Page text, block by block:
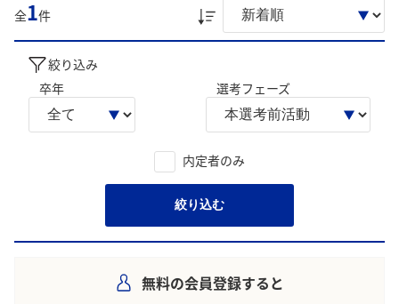
全1件
絞り込み
卒年
選考フェーズ
内定者のみ
絞り込む
無料の会員登録すると